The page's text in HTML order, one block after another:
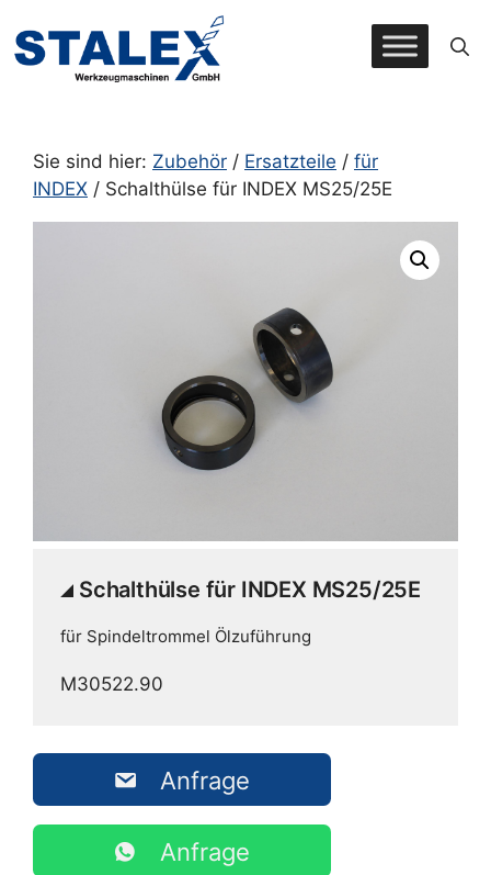
Inhalt
springen
Sie sind hier: Zubehör / Ersatzteile / für
INDEX / Schalthülse für INDEX MS25/25E
Schalthülse für INDEX MS25/25E
für Spindeltrommel Ölzuführung
M30522.90
Anfrage
Anfrage